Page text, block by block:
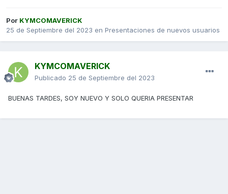
Por KYMCOMAVERICK
25 de Septiembre del 2023 en Presentaciones de nuevos usuarios
KYMCOMAVERICK
Publicado 25 de Septiembre del 2023
BUENAS TARDES, SOY NUEVO Y SOLO QUERIA PRESENTAR